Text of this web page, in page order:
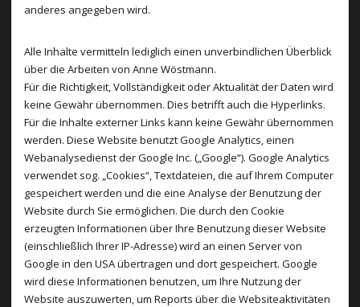
anderes angegeben wird.
Alle Inhalte vermitteln lediglich einen unverbindlichen Überblick
über die Arbeiten von Anne Wöstmann.
Für die Richtigkeit, Vollständigkeit oder Aktualität der Daten wird
keine Gewähr übernommen. Dies betrifft auch die Hyperlinks.
Für die Inhalte externer Links kann keine Gewähr übernommen
werden. Diese Website benutzt Google Analytics, einen
Webanalysedienst der Google Inc. („Google“). Google Analytics
verwendet sog. „Cookies“, Textdateien, die auf Ihrem Computer
gespeichert werden und die eine Analyse der Benutzung der
Website durch Sie ermöglichen. Die durch den Cookie
erzeugten Informationen über Ihre Benutzung dieser Website
(einschließlich Ihrer IP-Adresse) wird an einen Server von
Google in den USA übertragen und dort gespeichert. Google
wird diese Informationen benutzen, um Ihre Nutzung der
Website auszuwerten, um Reports über die Websiteaktivitäten